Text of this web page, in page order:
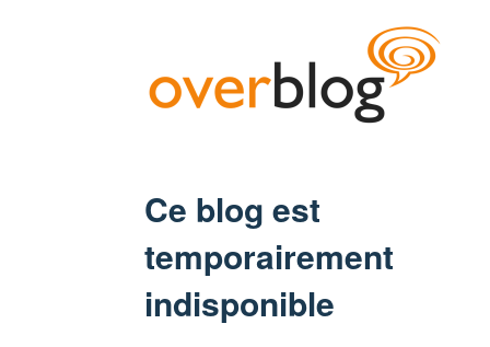
Ce blog est
temporairement
indisponible